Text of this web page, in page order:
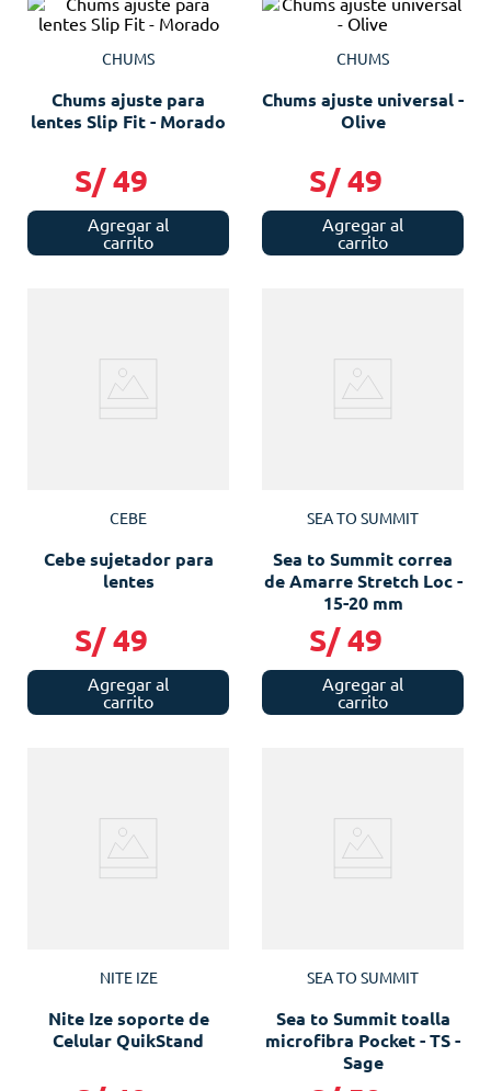
CHUMS
Chums ajuste para
lentes Slip Fit - Morado
S/ 49
Agregar al
carrito
CHUMS
Chums ajuste universal -
Olive
S/ 49
Agregar al
carrito
CEBE
Cebe sujetador para
lentes
S/ 49
Agregar al
carrito
SEA TO SUMMIT
Sea to Summit correa
de Amarre Stretch Loc -
15-20 mm
S/ 49
Agregar al
carrito
NITE IZE
Nite Ize soporte de
Celular QuikStand
SEA TO SUMMIT
Sea to Summit toalla
microfibra Pocket - TS -
Sage